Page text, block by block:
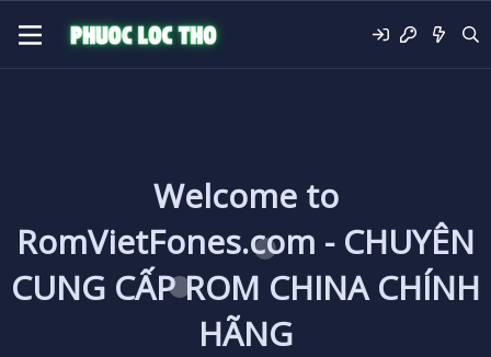
Welcome to
RomVietFones.com - CHUYÊN
CUNG CẤP ROM CHINA CHÍNH
HÃNG